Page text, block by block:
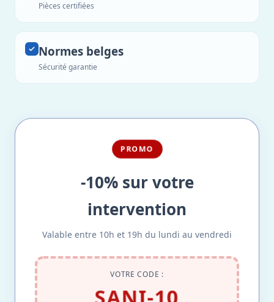
Pièces certifiées
Normes belges
Sécurité garantie
PROMO
-10% sur votre
intervention
Valable entre 10h et 19h du lundi au vendredi
VOTRE CODE :